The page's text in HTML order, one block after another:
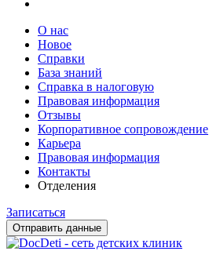
О нас
Новое
Справки
База знаний
Справка в налоговую
Правовая информация
Отзывы
Корпоративное сопровождение
Карьера
Правовая информация
Контакты
Отделения
Записаться
Отправить данные